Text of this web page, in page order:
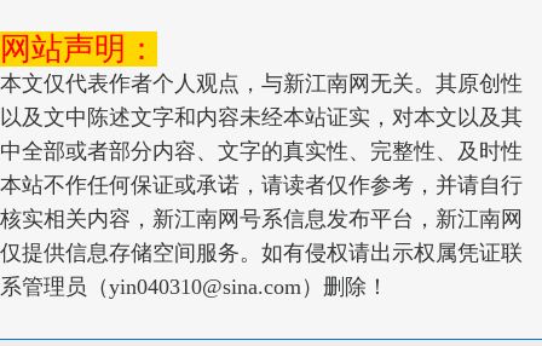
网站声明：
本文仅代表作者个人观点，与新江南网无关。其原创性
以及文中陈述文字和内容未经本站证实，对本文以及其
中全部或者部分内容、文字的真实性、完整性、及时性
本站不作任何保证或承诺，请读者仅作参考，并请自行
核实相关内容，新江南网号系信息发布平台，新江南网
仅提供信息存储空间服务。如有侵权请出示权属凭证联
系管理员（yin040310@sina.com）删除！